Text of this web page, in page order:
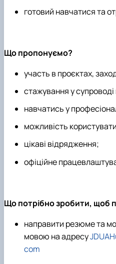
готовий навчатися та
Що пропонуємо?
участь в проєктах,
стажування у супроводі
навчатись у
можливість
цікаві відрядження;
офіційне
Що потрібно зробити, щоб
направити резюме та
мовою на адресу
com